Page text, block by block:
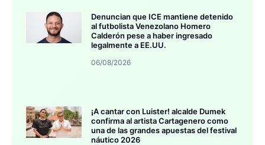
Denuncian que ICE mantiene detenido
al futbolista Venezolano Homero
Calderón pese a haber ingresado
legalmente a EE.UU.
06/08/2026
¡A cantar con Luister! alcalde Dumek
confirma al artista Cartagenero como
una de las grandes apuestas del festival
náutico 2026